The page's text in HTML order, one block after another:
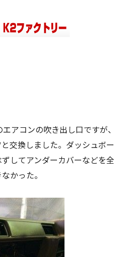
アコンの吹き出し口ですが、
交換しました。ダッシュボー
してアンダーカバーなどを全
かった。